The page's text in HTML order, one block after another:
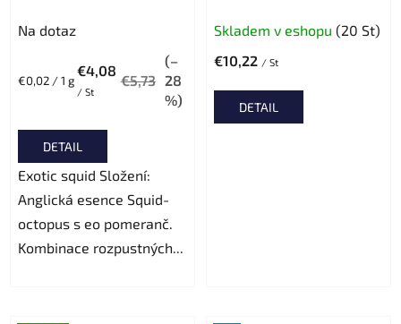
Na dotaz
€4,08
/ St
€5,73
(–
28
%)
Verkaufspreis:
€0,02 / 1 g
DETAIL
Exotic squid Složení:
Anglická esence Squid-
octopus s eo pomeranč.
Kombinace rozpustných...
Skladem v eshopu (20 St)
€10,22 / St
DETAIL